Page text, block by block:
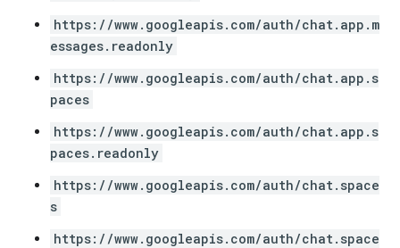
https://www.googleapis.com/auth/chat.app.m
essages.readonly
https://www.googleapis.com/auth/chat.app.s
paces
https://www.googleapis.com/auth/chat.app.s
paces.readonly
https://www.googleapis.com/auth/chat.space
s
https://www.googleapis.com/auth/chat.space